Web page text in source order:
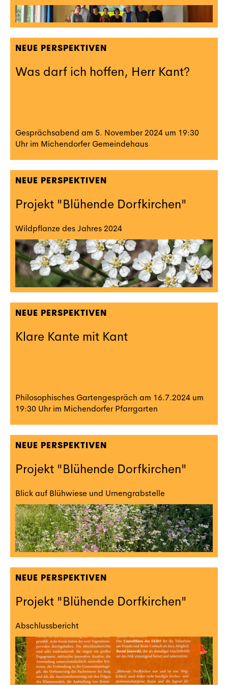
NEUE PERSPEKTIVEN
Was darf ich hoffen, Herr Kant?
Gesprächsabend am 5. November 2024 um 19:30
Uhr im Michendorfer Gemeindehaus
NEUE PERSPEKTIVEN
Projekt "Blühende Dorfkirchen"
Wildpflanze des Jahres 2024
NEUE PERSPEKTIVEN
Klare Kante mit Kant
Philosophisches Gartengespräch am 16.7.2024 um
19:30 Uhr im Michendorfer Pfarrgarten
NEUE PERSPEKTIVEN
Projekt "Blühende Dorfkirchen"
Blick auf Blühwiese und Urnengrabstelle
NEUE PERSPEKTIVEN
Projekt "Blühende Dorfkirchen"
Abschlussbericht